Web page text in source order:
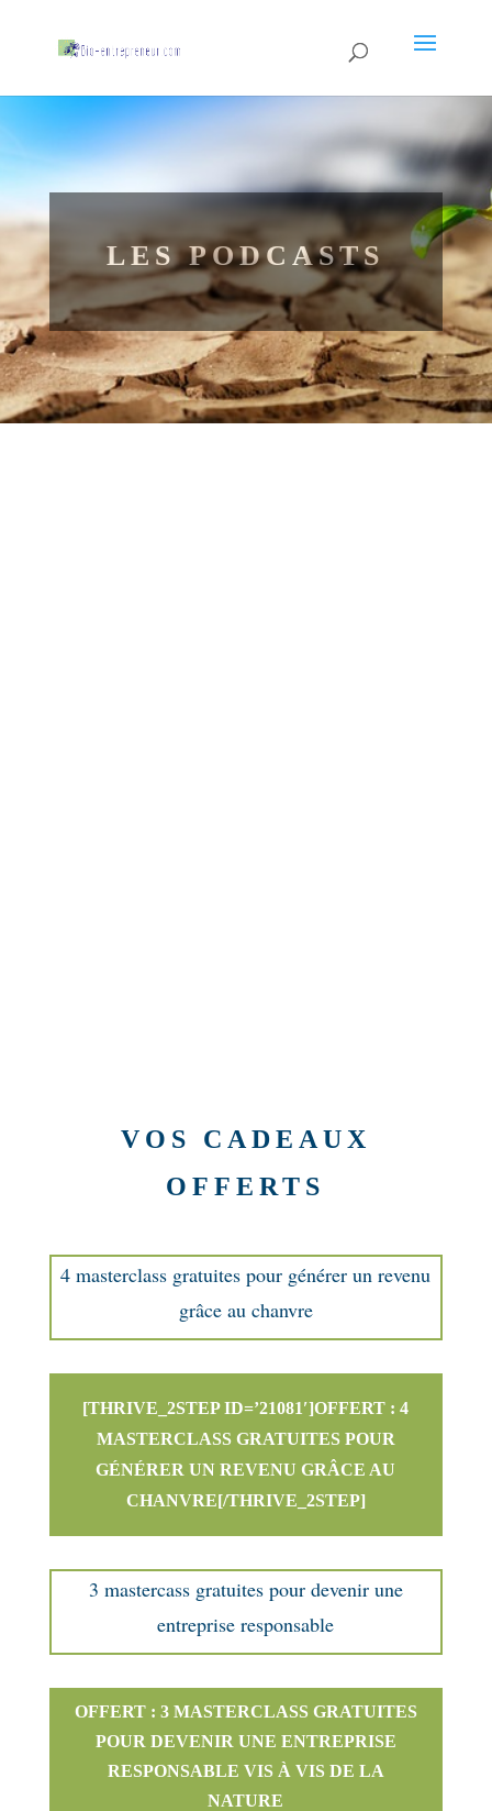
LES PODCASTS
VOS CADEAUX
OFFERTS
4 masterclass gratuites pour générer un revenu
grâce au chanvre
[THRIVE_2STEP ID=’21081′]OFFERT : 4
MASTERCLASS GRATUITES POUR
GÉNÉRER UN REVENU GRÂCE AU
CHANVRE[/THRIVE_2STEP]
3 mastercass gratuites pour devenir une
entreprise responsable
OFFERT : 3 MASTERCLASS GRATUITES
POUR DEVENIR UNE ENTREPRISE
RESPONSABLE VIS À VIS DE LA
NATURE